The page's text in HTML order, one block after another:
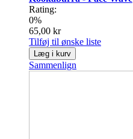
Rating:
0%
65,00 kr
Tilføj til ønske liste
Læg i kurv
Sammenlign